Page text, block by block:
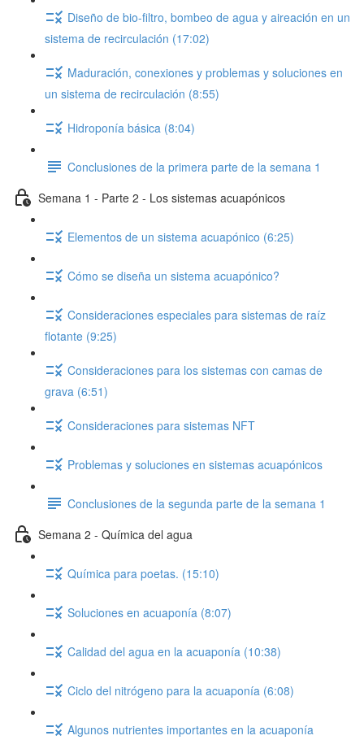
Diseño de bio-filtro, bombeo de agua y aireación en un
sistema de recirculación (17:02)
Maduración, conexiones y problemas y soluciones en
un sistema de recirculación (8:55)
Hidroponía básica (8:04)
Conclusiones de la primera parte de la semana 1
Semana 1 - Parte 2 - Los sistemas acuapónicos
Elementos de un sistema acuapónico (6:25)
Cómo se diseña un sistema acuapónico?
Consideraciones especiales para sistemas de raíz
flotante (9:25)
Consideraciones para los sistemas con camas de
grava (6:51)
Consideraciones para sistemas NFT
Problemas y soluciones en sistemas acuapónicos
Conclusiones de la segunda parte de la semana 1
Semana 2 - Química del agua
Química para poetas. (15:10)
Soluciones en acuaponía (8:07)
Calidad del agua en la acuaponía (10:38)
Ciclo del nitrógeno para la acuaponía (6:08)
Algunos nutrientes importantes en la acuaponía